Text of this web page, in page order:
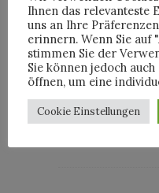
28. Juli
Ihnen das relevanteste
uns an Ihre
erinnern. Wenn Sie auf
stimmen Sie der
Sie können jedoch
öffnen, um eine
Cookie Einstellungen